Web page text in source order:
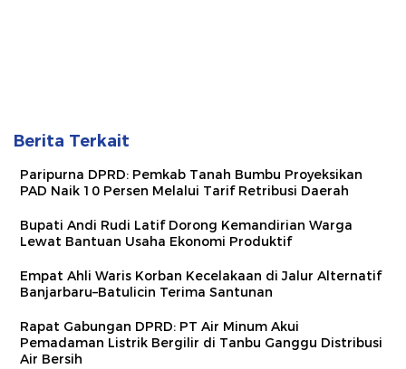
Berita Terkait
Paripurna DPRD: Pemkab Tanah Bumbu Proyeksikan
PAD Naik 10 Persen Melalui Tarif Retribusi Daerah
Bupati Andi Rudi Latif Dorong Kemandirian Warga
Lewat Bantuan Usaha Ekonomi Produktif
Empat Ahli Waris Korban Kecelakaan di Jalur Alternatif
Banjarbaru–Batulicin Terima Santunan
Rapat Gabungan DPRD: PT Air Minum Akui
Pemadaman Listrik Bergilir di Tanbu Ganggu Distribusi
Air Bersih